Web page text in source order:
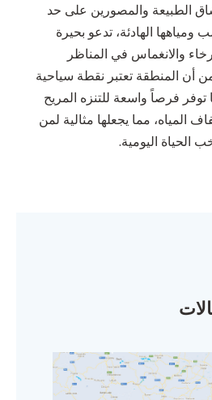
الطبيعة والمصورين على حد
الهادئة، تدعو بحيرة
والانغماس في المناظر
أن المنطقة تعتبر نقطة سياحية
توفر فرصاً واسعة للتنزه المريح
مما يجعلها مثالية لمن
اليومية.